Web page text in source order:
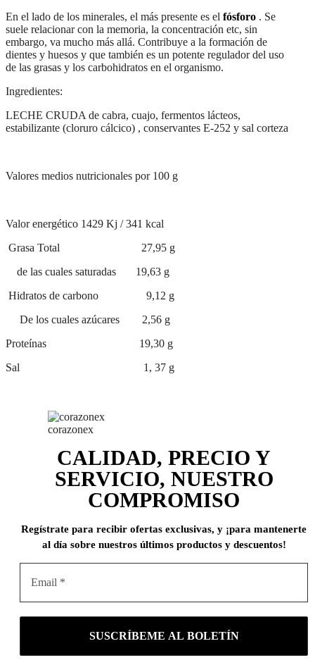
En el lado de los minerales, el más presente es el fósforo . Se
suele relacionar con la memoria, la concentración etc, sin
embargo, va mucho más allá. Contribuye a la formación de
dientes y huesos y que también es un potente regulador del uso
de las grasas y los carbohidratos en el organismo.
Ingredientes:
LECHE CRUDA de cabra, cuajo, fermentos lácteos,
estabilizante (cloruro cálcico) , conservantes E-252 y sal corteza
Valores medios nutricionales por 100 g
Valor energético 1429 Kj / 341 kcal
Grasa Total 27,95 g
de las cuales saturadas 19,63 g
Hidratos de carbono 9,12 g
De los cuales azúcares 2,56 g
Proteínas 19,30 g
Sal 1, 37 g
corazonex
CALIDAD, PRECIO Y
SERVICIO, NUESTRO
COMPROMISO
Regístrate para recibir ofertas exclusivas, y ¡para mantenerte
al día sobre nuestros últimos productos y descuentos!